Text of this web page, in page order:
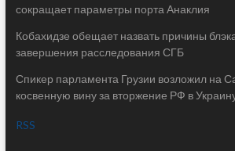
сокращает параметры порта Анаклия
Кобахидзе обещает назвать причины
завершения расследования СГБ
Спикер парламента Грузии возложил на
косвенную вину за вторжение РФ в
RSS